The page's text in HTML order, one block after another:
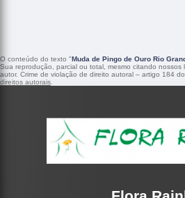
O conteúdo do texto "Muda de Pingo de Ouro Rio
Sua reprodução, parcial ou total, mesmo citando nossos
autor. Crime de violação de direito autoral – artigo 184
direitos autorais